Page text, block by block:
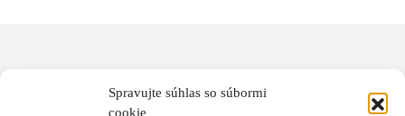
Spravujte súhlas so súbormi
cookie
Máte ďalšie otázky?